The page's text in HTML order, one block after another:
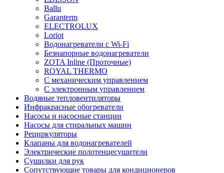
Ballu
Garanterm
ELECTROLUX
Loriot
Водонагреватели с Wi-Fi
Безнапорные водонагреватели
ZOTA Inline (Проточные)
ROYAL THERMO
С механическим управлением
С электронным управлением
Водяные тепловентиляторы
Инфракрасные обогреватели
Насосы и насосные станции
Насосы для стиральных машин
Рециркуляторы
Клапаны для водонагревателей
Электрические полотенцесушители
Сушилки для рук
Сопутствующие товары для кондиционеров